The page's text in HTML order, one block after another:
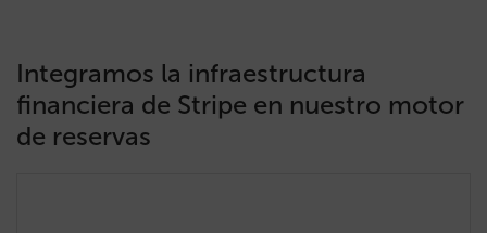
Integramos la infraestructura
financiera de Stripe en nuestro motor
de reservas